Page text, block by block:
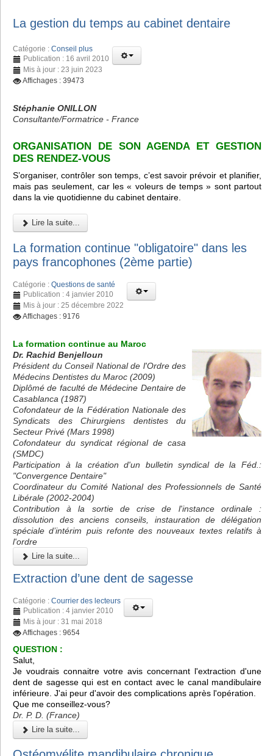
La gestion du temps au cabinet dentaire
Catégorie : Conseil plus
Publication : 16 avril 2010
Mis à jour : 23 juin 2023
Affichages : 39473
Stéphanie ONILLON
Consultante/Formatrice - France
ORGANISATION DE SON AGENDA ET GESTION
DES RENDEZ-VOUS
S’organiser, contrôler son temps, c’est savoir prévoir et planifier,
mais pas seulement, car les « voleurs de temps » sont partout
dans la vie quotidienne du cabinet dentaire.
Lire la suite...
La formation continue "obligatoire" dans les
pays francophones (2ème partie)
Catégorie : Questions de santé
Publication : 4 janvier 2010
Mis à jour : 25 décembre 2022
Affichages : 9176
La formation continue au Maroc
Dr. Rachid Benjelloun
Président du Conseil National de l'Ordre des
Médecins Dentistes du Maroc (2009)
Diplômé de faculté de Médecine Dentaire de
Casablanca (1987)
Cofondateur de la Fédération Nationale des
Syndicats des Chirurgiens dentistes du
Secteur Privé (Mars 1998)
Cofondateur du syndicat régional de casa
(SMDC)
Participation à la création d'un bulletin syndical de la Féd.:
"Convergence Dentaire"
Coordinateur du Comité National des Professionnels de Santé
Libérale (2002-2004)
Contribution à la sortie de crise de l'instance ordinale :
dissolution des anciens conseils, instauration de délégation
spéciale d’intérim puis refonte des nouveaux textes relatifs à
l'ordre
Lire la suite...
Extraction d’une dent de sagesse
Catégorie : Courrier des lecteurs
Publication : 4 janvier 2010
Mis à jour : 31 mai 2018
Affichages : 9654
QUESTION :
Salut,
Je voudrais connaitre votre avis concernant l'extraction d'une
dent de sagesse qui est en contact avec le canal mandibulaire
inférieure. J'ai peur d'avoir des complications après l'opération.
Que me conseillez-vous?
Dr. P. D. (France)
Lire la suite...